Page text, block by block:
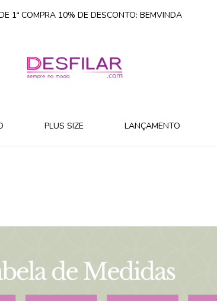
1ª COMPRA 10% DE DESCONTO: BEMVINDA
PLUS SIZE LANÇAMENTO